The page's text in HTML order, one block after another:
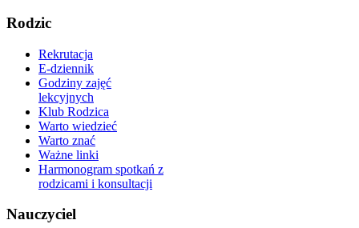
Rodzic
Rekrutacja
E-dziennik
Godziny zajęć
lekcyjnych
Klub Rodzica
Warto wiedzieć
Warto znać
Ważne linki
Harmonogram spotkań z
rodzicami i konsultacji
Nauczyciel